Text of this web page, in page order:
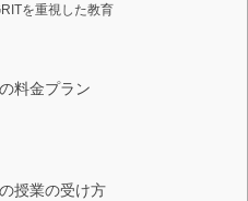
を重視した教育
料金プラン
授業の受け方